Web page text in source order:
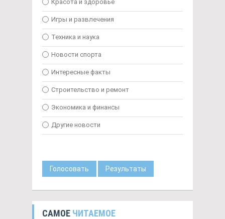
Красота и здоровье
Игры и развлечения
Техника и наука
Новости спорта
Интересные факты
Строительство и ремонт
Экономика и финансы
Другие новости
Голосовать Результаты
САМОЕ ЧИТАЕМОЕ